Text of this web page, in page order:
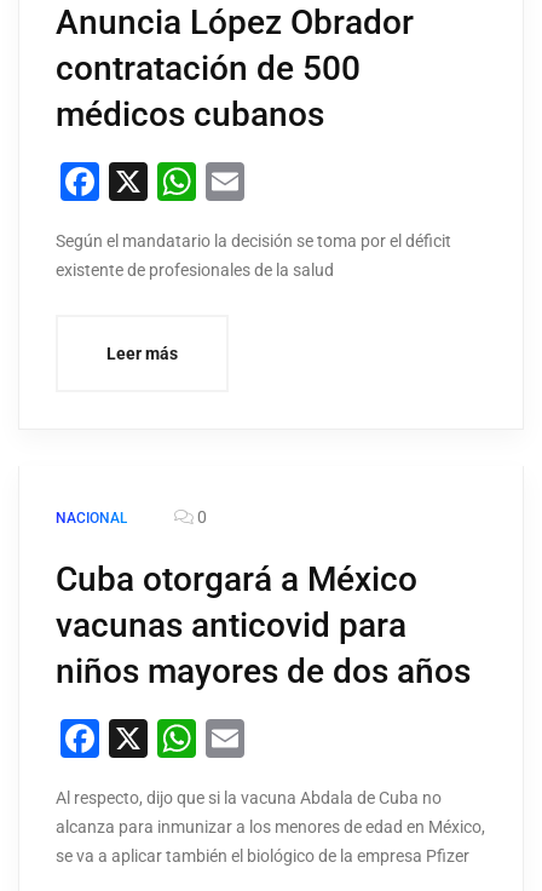
Anuncia López Obrador
contratación de 500
médicos cubanos
Facebook
X WhatsApp
Según el mandatario la decisión se toma por el déficit
existente de profesionales de la salud
Leer más
NACIONAL 0
Cuba otorgará a México
vacunas anticovid para
niños mayores de dos años
Facebook
X WhatsApp
Al respecto, dijo que si la vacuna Abdala de Cuba no
alcanza para inmunizar a los menores de edad en México,
se va a aplicar también el biológico de la empresa Pfizer